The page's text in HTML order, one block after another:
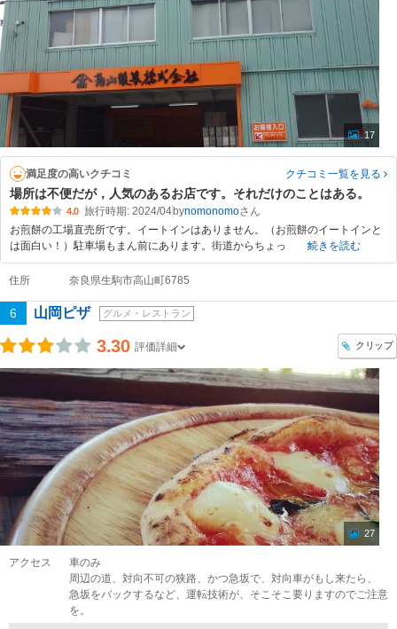
17
満足度の高いクチコミ クチコミ一覧を見る
場所は不便だが，人気のあるお店です。それだけのことはある。
4.0 旅行時期: 2024/04bynomonomo
お煎餅の工場直売所です。イートインはありません。（お煎餅のイートインと
は面白い！）駐車場もまん前にあります。街道からちょっ
続きを読む
住所 奈良県生駒市高山町6785
6 山岡ピザ グルメ・レストラン
3.30 評価詳細 クリップ
27
アクセス
車のみ
周辺の道、対向不可の狭路、かつ急坂で、対向車がもし来たら、
急坂をバックするなど、運転技術が、そこそこ要りますのでご注意
を。